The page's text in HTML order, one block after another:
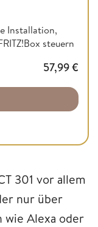
Installation,
steuern
57,99€
301 vor allem
nur über
wie Alexa oder